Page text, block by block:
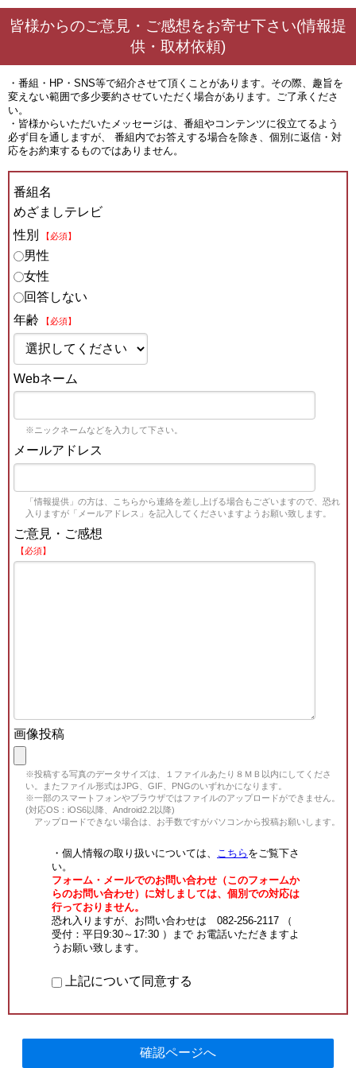
皆様からのご意見・ご感想をお寄せ下さい(情報提
供・取材依頼)
・番組・HP・SNS等で紹介させて頂くことがあります。その際、趣旨を
変えない範囲で多少要約させていただく場合があります。ご了承くださ
い。
・皆様からいただいたメッセージは、番組やコンテンツに役立てるよう
必ず目を通しますが、 番組内でお答えする場合を除き、個別に返信・対
応をお約束するものではありません。
番組名
めざましテレビ
性別
【必須】
男性
女性
回答しない
年齢
【必須】
Webネーム
※ニックネームなどを入力して下さい。
メールアドレス
「情報提供」の方は、こちらから連絡を差し上げる場合もございますので、恐れ
入りますが「メールアドレス」を記入してくださいますようお願い致します。
ご意見・ご感想
【必須】
画像投稿
※投稿する写真のデータサイズは、１ファイルあたり８ＭＢ以内にしてくださ
い。またファイル形式はJPG、GIF、PNGのいずれかになります。
※一部のスマートフォンやブラウザではファイルのアップロードができません。
(対応OS：iOS6以降、Android2.2以降)
アップロードできない場合は、お手数ですがパソコンから投稿お願いします。
・個人情報の取り扱いについては、 こちら をご覧下さ
い。
フォーム・メールでのお問い合わせ（このフォームか
らのお問い合わせ）に対しましては、個別での対応は
行っておりません。
恐れ入りますが、お問い合わせは 082-256-2117 （
受付：平日9:30～17:30 ）まで お電話いただきますよ
うお願い致します。
上記について同意する
確認ページへ